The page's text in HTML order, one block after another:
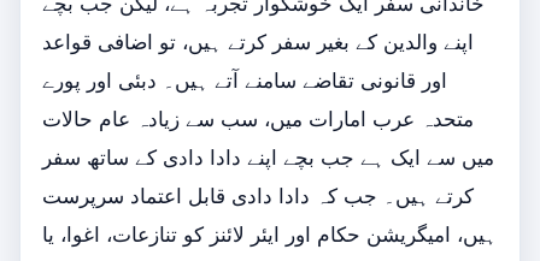
اپنے والدین کے بغیر سفر کرتے ہیں، تو اضافی قواعد
اور قانونی تقاضے سامنے آتے ہیں۔ دبئی اور پورے
متحدہ عرب امارات میں، سب سے زیادہ عام حالات
میں سے ایک ہے جب بچے اپنے دادا دادی کے ساتھ سفر
کرتے ہیں۔ جب کہ دادا دادی قابل اعتماد سرپرست
ہیں، امیگریشن حکام اور ایئر لائنز کو تنازعات، اغوا، یا